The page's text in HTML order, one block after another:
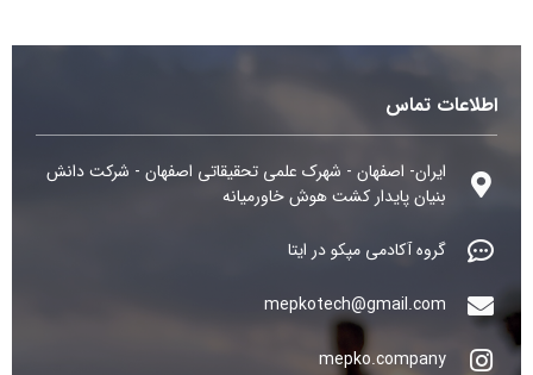
اطلاعات تماس
ایران- اصفهان - شهرک علمی تحقیقاتی اصفهان - شرکت دانش
بنیان پایدار کشت هوش خاورمیانه
گروه آکادمی مپکو در ایتا
mepkotech@gmail.com
mepko.company